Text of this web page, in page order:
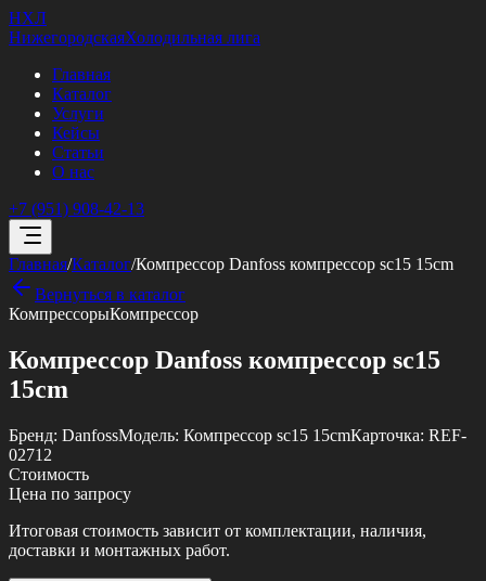
НХЛ
НижегородскаяХолодильная лига
Главная
Каталог
Услуги
Кейсы
Статьи
О нас
+7 (951) 908-42-13
Главная/Каталог/Компрессор Danfoss компрессор sc15 15cm
Вернуться в каталог
КомпрессорыКомпрессор
Компрессор Danfoss компрессор sc15
15cm
Бренд: DanfossМодель: Компрессор sc15 15cmКарточка: REF-
02712
Стоимость
Цена по запросу
Итоговая стоимость зависит от комплектации, наличия,
доставки и монтажных работ.